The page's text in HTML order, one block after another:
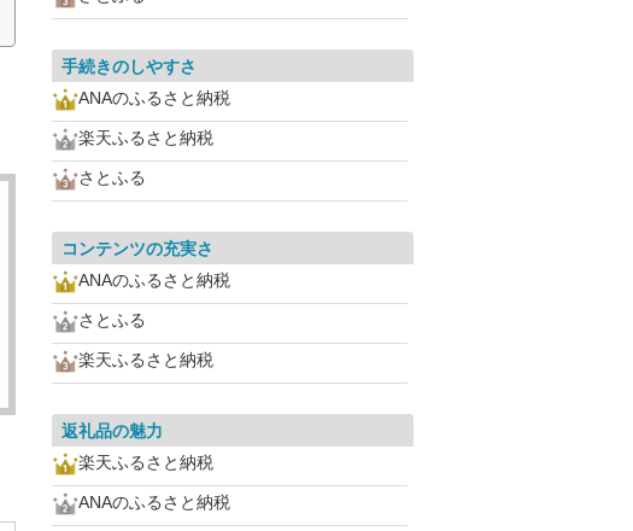
手続きのしやすさ
ANAのふるさと納税
楽天ふるさと納税
さとふる
コンテンツの充実さ
ANAのふるさと納税
さとふる
楽天ふるさと納税
返礼品の魅力
楽天ふるさと納税
ANAのふるさと納税